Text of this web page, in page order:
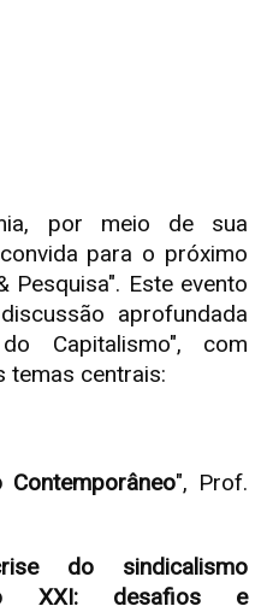
por meio de sua
para o próximo
Pesquisa". Este evento
aprofundada
Capitalismo", com
temas centrais:
", Prof.
do sindicalismo
XXI: desafios e